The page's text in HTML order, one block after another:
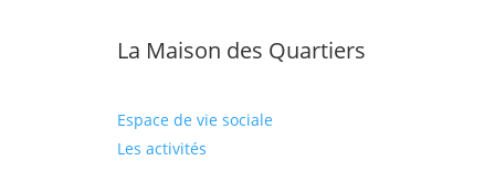
La Maison des Quartiers
Espace de vie sociale
Les activités